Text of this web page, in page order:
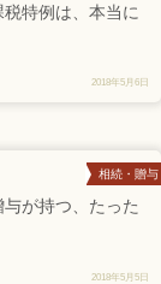
特例は、本当に
2018年5月6日
が持つ、たった
2018年5月5日
相続・贈与